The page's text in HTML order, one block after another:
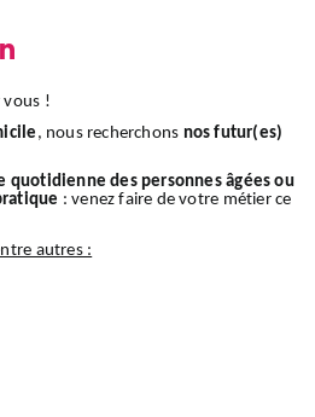
vous !
, nous recherchons nos futur(es)
quotidienne des personnes âgées ou
: venez faire de votre métier ce
autres :